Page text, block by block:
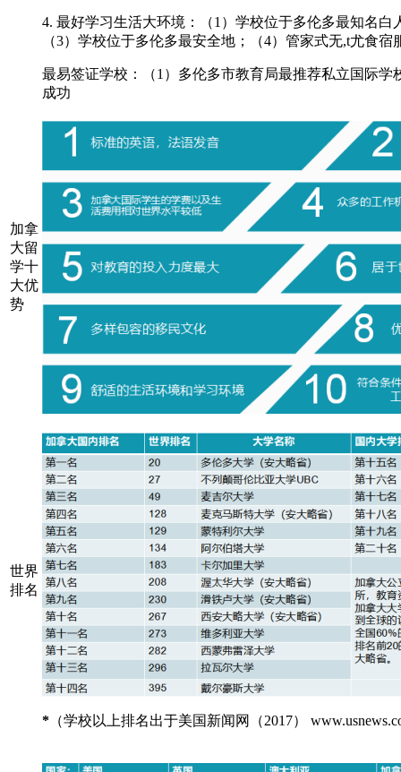
4. 最好学习生活大环境：（1）学校位于多伦多最知名白
（3）学校位于多伦多最安全地；（4）管家式无,t尤食
最易签证学校：（1）多伦多市教育局最推荐私立国际学
成功
加拿
大留
学十
大优
势
世界
排名
* （学校以上排名出于美国新闻网（2017）